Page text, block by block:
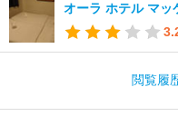
オーラ ホテル マッ
閲覧履